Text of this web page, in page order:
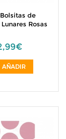
de
Rosas
AÑADIR